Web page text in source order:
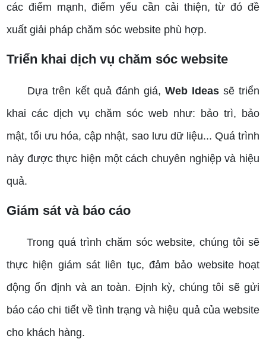
các điểm mạnh, điểm yếu cần cải thiện, từ đó đề
xuất giải pháp chăm sóc website phù hợp.
Triển khai dịch vụ chăm sóc website
Dựa trên kết quả đánh giá, Web Ideassẽ triển
khai các dịch vụ chăm sóc web như: bảo trì, bảo
mật, tối ưu hóa, cập nhật, sao lưu dữ liệu... Quá trình
này được thực hiện một cách chuyên nghiệp và hiệu
quả.
Giám sát và báo cáo
Trong quá trình chăm sóc website, chúng tôi sẽ
thực hiện giám sát liên tục, đảm bảo website hoạt
động ổn định và an toàn. Định kỳ, chúng tôi sẽ gửi
báo cáo chi tiết về tình trạng và hiệu quả của website
cho khách hàng.